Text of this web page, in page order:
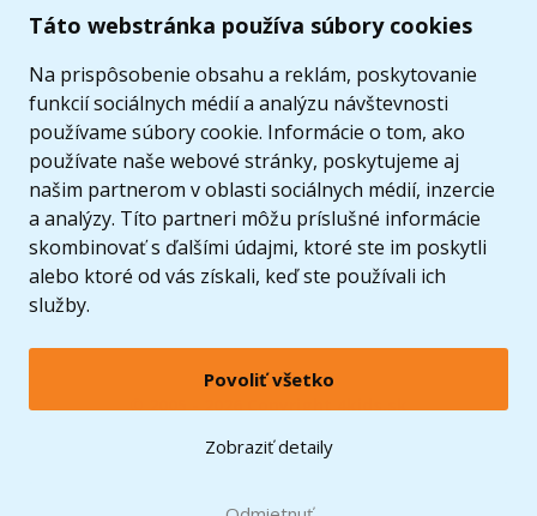
Táto webstránka používa súbory cookies
Na prispôsobenie obsahu a reklám, poskytovanie
funkcií sociálnych médií a analýzu návštevnosti
používame súbory cookie. Informácie o tom, ako
používate naše webové stránky, poskytujeme aj
našim partnerom v oblasti sociálnych médií, inzercie
a analýzy. Títo partneri môžu príslušné informácie
skombinovať s ďalšími údajmi, ktoré ste im poskytli
alebo ktoré od vás získali, keď ste používali ich
služby.
Povoliť všetko
Zobraziť detaily
© 2005 - 2026 Copyright 4kids.sk
LEGO, logo LEGO a minifigúrka sú ochrannými známkami spoločnosti LEGO Group. ©
2024 The LEGO Group.